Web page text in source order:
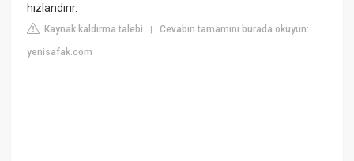
hızlandırır.
Kaynak kaldırma talebi |Cevabın tamamını burada okuyun:
yenisafak.com